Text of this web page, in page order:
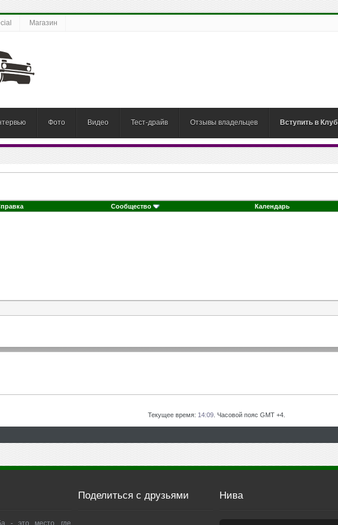
Магазин
Фото Видео Тест-драйв Отзывы владельцев Вступить в Клуб
Сообщество Календарь
Текущее время: 14:09 . Часовой пояс GMT +4.
- это место, где
Поделиться с друзьями Нива